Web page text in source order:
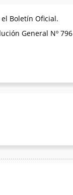
Boletín Oficial.
General Nº 796